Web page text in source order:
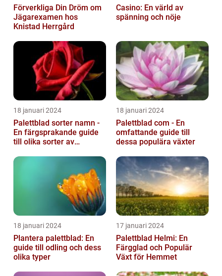
Förverkliga Din Dröm om
Jägarexamen hos
Knistad Herrgård
Casino: En värld av
spänning och nöje
18 januari 2024
Palettblad sorter namn -
En färgsprakande guide
till olika sorter av
18 januari 2024
Palettblad com - En
omfattande guide till
dessa populära växter
18 januari 2024
Plantera palettblad: En
guide till odling och dess
olika typer
17 januari 2024
Palettblad Helmi: En
Färgglad och Populär
Växt för Hemmet